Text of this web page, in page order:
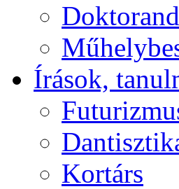
Írások,
Kortárs